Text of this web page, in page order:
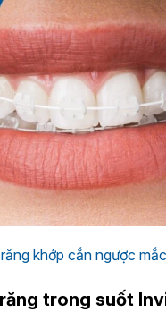
khớp cắn ngược
trong suốt